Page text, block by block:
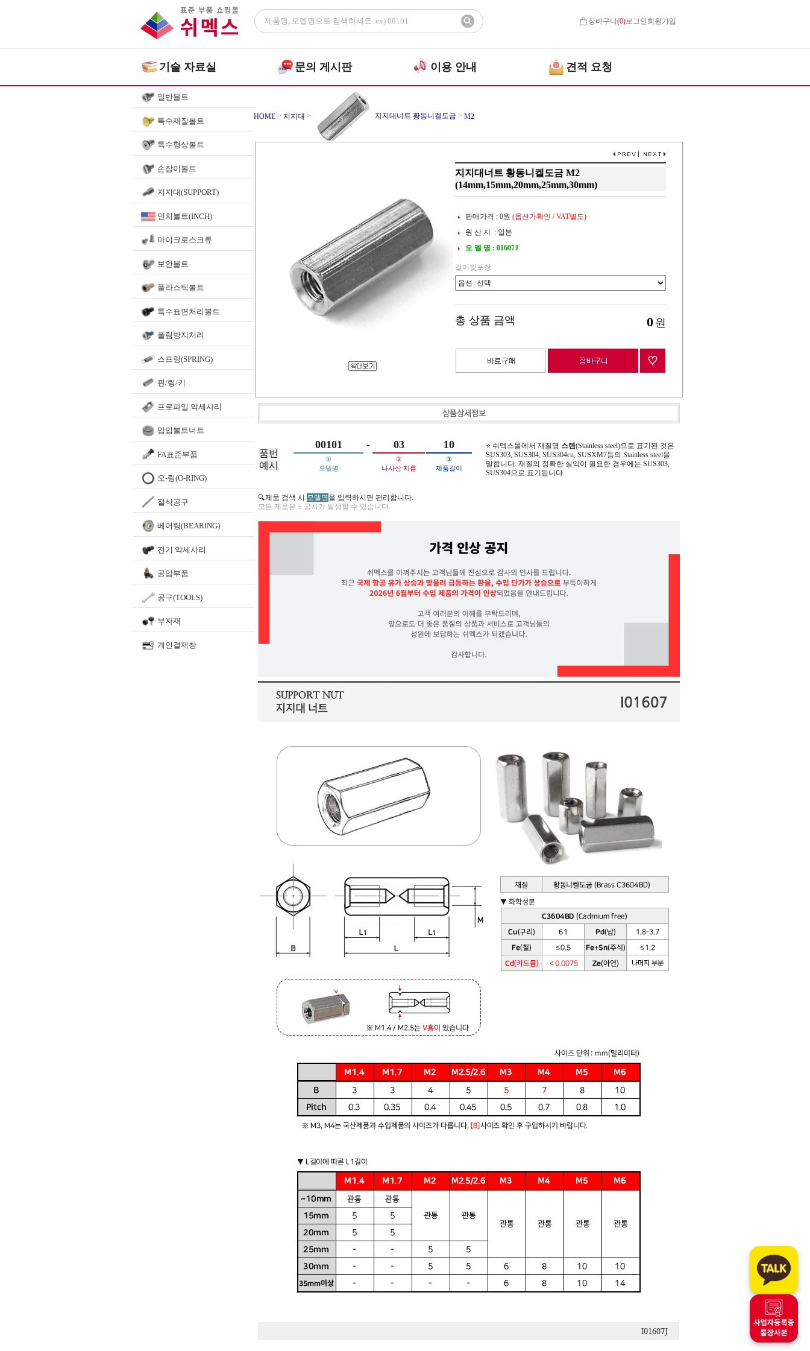
장바구니(0)로그인 회원가입
기술 자료실 문의 게시판 이용 안내 견적 요청
일반볼트
특수재질볼트
특수형상볼트
손잡이볼트
지지대(SUPPORT)
인치볼트(INCH)
마이크로스크류
보안볼트
플라스틱볼트
특수표면처리볼트
풀림방지처리
스프링(SPRING)
핀/링/키
프로파일 악세사리
압입볼트너트
FA표준부품
오-링(O-RING)
절삭공구
베어링(BEARING)
전기 악세사리
공압부품
공구(TOOLS)
부자재
개인결제창
HOME > 지지대 > 지지대너트 황동니켈도금 > M2
지지대너트 황동니켈도금 M2
(14mm,15mm,20mm,25mm,30mm)
판매가격 : 0원 (옵션가확인 / VAT별도)
원 산 지 : 일본
모 델 명 : 01607J
길이및포장
총 상품 금액 0 원
품번
예시
00101 - 03 10
①
모델명
②
나사산 지름
③
제품길이
⭐ 쉬멕스몰에서 재질명 스텐(Stainless steel)으로 표기된 것은
SUS303, SUS304, SUS304cu, SUSXM7등의 Stainless steel을
말합니다. 재질의 정확한 실익이 필요한 경우에는 SUS303,
SUS304으로 표기됩니다.
🔍제품 검색 시 모델명을 입력하시면 편리합니다.
모든 제품은 ± 공차가 발생할 수 있습니다.